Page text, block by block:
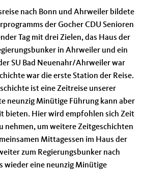
nach Bonn und Ahrweiler bildete
der Gocher CDU Senioren
Tag mit drei Zielen, das Haus der
in Ahrweiler und ein
SU Bad Neuenahr/Ahrweiler war
war die erste Station der Reise.
ist eine Zeitreise unserer
neunzig Minütige Führung kann aber
bieten. Hier wird empfohlen sich Zeit
nehmen, um weitere Zeitgeschichten
Mittagessen im Haus der
zum Regierungsbunker nach
wieder eine neunzig Minütige